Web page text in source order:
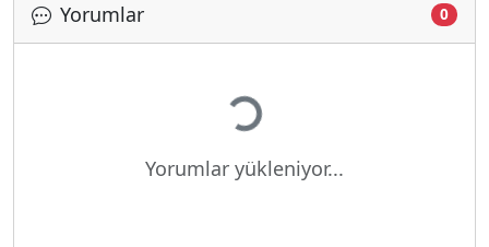
Yorumlar 0
Yükleniyor...
Yorumlar yükleniyor...